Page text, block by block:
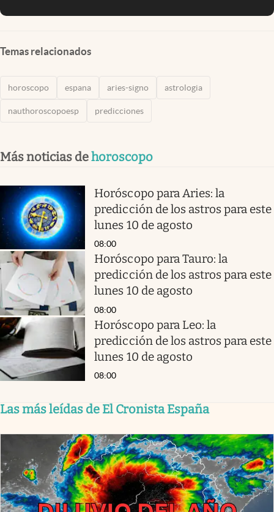
Temas relacionados
horoscopo espana aries-signo astrologia
nauthoroscopoesp predicciones
Más noticias dehoroscopo
Horóscopo para Aries: la
predicción de los astros para este
lunes 10 de agosto
08:00
Horóscopo para Tauro: la
predicción de los astros para este
lunes 10 de agosto
08:00
Horóscopo para Leo: la
predicción de los astros para este
lunes 10 de agosto
08:00
Las más leídas de El Cronista España